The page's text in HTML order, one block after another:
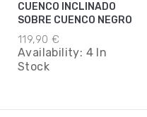
CUENCO INCLINADO
SOBRE CUENCO NEGRO
119,90 €
Availability: 4 In
Stock